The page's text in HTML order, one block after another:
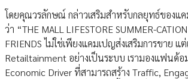
โดยคุณวรลักษณ์ กล่าวเสริมสำหรับกลยุทธ์ของแ
ว่า “THE MALL LIFESTORE SUMMER-
FRIENDS ไม่ใช่เพียงแคมเปญส่งเสริมการขาย แ
Retailtainment อย่างเป็นระบบ เรามองแฟนด้อ
Economic Driver ที่สามารถสร้าง Traffic,